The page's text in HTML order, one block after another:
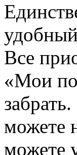
Все
«Мои
можете
можете